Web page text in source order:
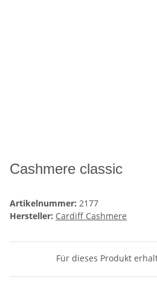
Cashmere classic
Artikelnummer: 2177
Hersteller: Cardiff Cashmere
Für dieses Produkt